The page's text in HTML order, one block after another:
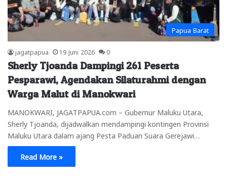
Papua Barat
jagatpapua 19 Juni 2026 0
Sherly Tjoanda Dampingi 261 Peserta
Pesparawi, Agendakan Silaturahmi dengan
Warga Malut di Manokwari
MANOKWARI, JAGATPAPUA.com – Gubernur Maluku Utara,
Sherly Tjoanda, dijadwalkan mendampingi kontingen Provinsi
Maluku Utara dalam ajang Pesta Paduan Suara Gerejawi…
Read More »